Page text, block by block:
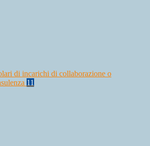
di incarichi di collaborazione o
11